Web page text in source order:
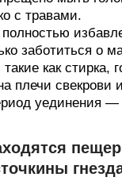
с травами.
заботиться о
как стирка,
плечи свекрови
уединения —